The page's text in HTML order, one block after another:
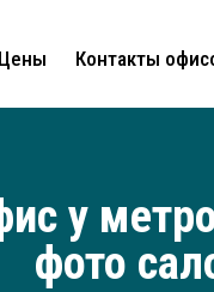
Цены Контакты
у
фото